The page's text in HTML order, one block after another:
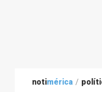
notimérica /